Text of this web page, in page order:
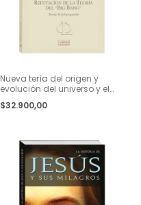
Nueva tería del origen y
evolución del universo y el
tiempo
$32.900,00